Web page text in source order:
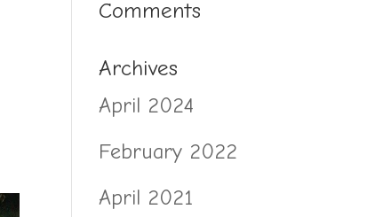
Comments
Archives
April 2024
February 2022
April 2021